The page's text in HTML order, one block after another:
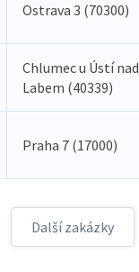
Ostrava 3 (70300)
Chlumec u Ústí nad
Labem (40339)
Praha 7 (17000)
Další zakázky